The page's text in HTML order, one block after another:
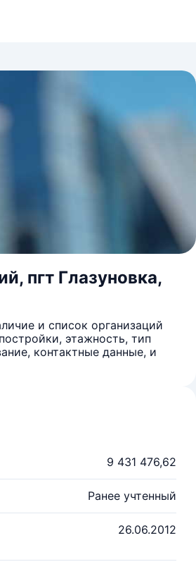
пгт Глазуновка,
и список организаций
этажность, тип
контактные данные, и
9 431 476,62
Ранее учтенный
26.06.2012